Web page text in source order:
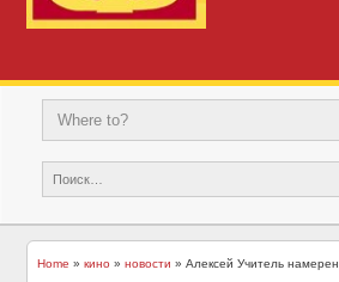
Home »кино »новости » Алексей Учитель намерен